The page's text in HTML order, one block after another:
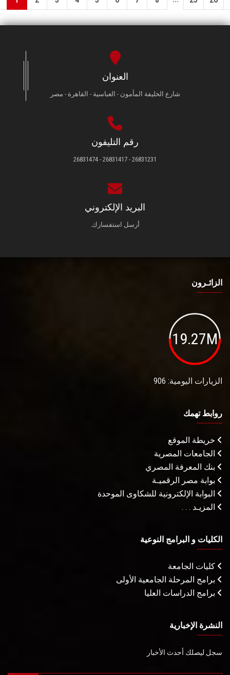
العنوان
شارع الخليفة المأمون - العباسية - القاهرة - مصر
رقم التليفون
26831231 - 26831417 - 26831474
البريد الإلكتروني
أرسل استفسارك.
الزائـرون
19.27M
الزيارات اليومية: 906
روابط تهمك
خريطة الموقع
الجامعات المصرية
بنك المعرفة المصري
بوابة مصر الرقميـة
البوابة الإلكترونية للشكاوى الموحدة
المزيـد . . .
الكليات و البرامج النوعية
كليات الجامعة
برامج المرحلة الجامعية الأولى
برامج الدراسات العليا
النشرة الإخبارية
سجل ليصلك أحدث الأخبار